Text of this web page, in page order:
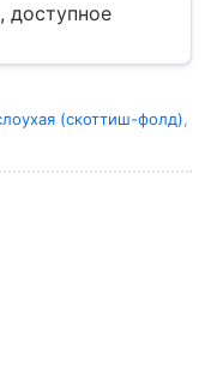
доступное
(скоттиш-фолд)